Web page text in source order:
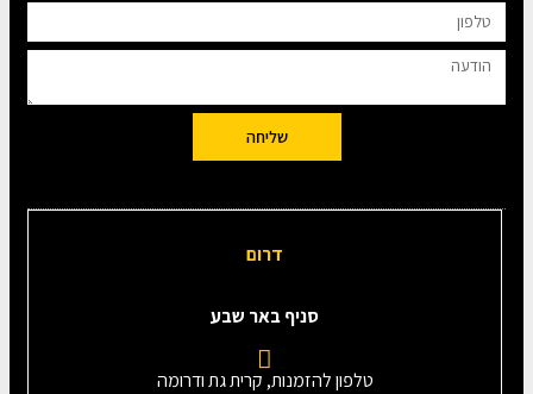
שליחה
דרום
סניף באר שבע
טלפון להזמנות, קרית גת ודרומה